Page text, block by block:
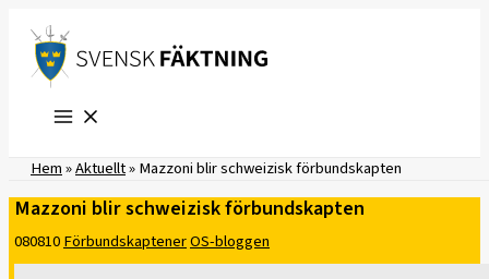
innehåll
Hem»Aktuellt»Mazzoni blir schweizisk förbundskapten
Mazzoni blir schweizisk förbundskapten
080810FörbundskaptenerOS-bloggen